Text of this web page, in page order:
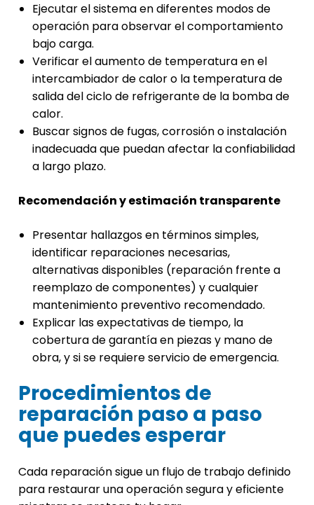
Ejecutar el sistema en diferentes modos de
operación para observar el comportamiento
bajo carga.
Verificar el aumento de temperatura en el
intercambiador de calor o la temperatura de
salida del ciclo de refrigerante de la bomba de
calor.
Buscar signos de fugas, corrosión o instalación
inadecuada que puedan afectar la confiabilidad
a largo plazo.
Recomendación y estimación transparente
Presentar hallazgos en términos simples,
identificar reparaciones necesarias,
alternativas disponibles (reparación frente a
reemplazo de componentes) y cualquier
mantenimiento preventivo recomendado.
Explicar las expectativas de tiempo, la
cobertura de garantía en piezas y mano de
obra, y si se requiere servicio de emergencia.
Procedimientos de
reparación paso a paso
que puedes esperar
Cada reparación sigue un flujo de trabajo definido
para restaurar una operación segura y eficiente